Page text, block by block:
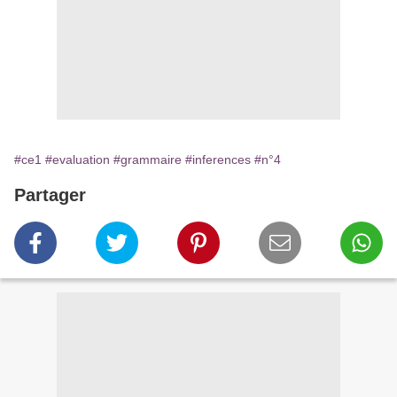
#ce1 #evaluation #grammaire #inferences #n°4
Partager